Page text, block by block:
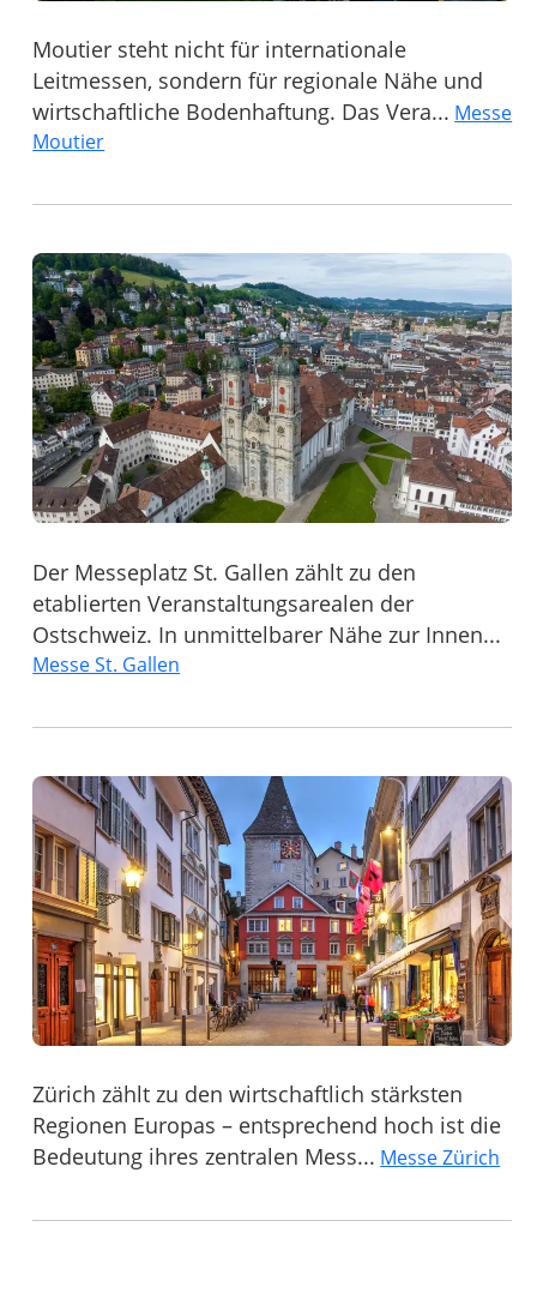
Moutier steht nicht für internationale
Leitmessen, sondern für regionale Nähe und
wirtschaftliche Bodenhaftung. Das Vera... Messe
Moutier
Der Messeplatz St. Gallen zählt zu den
etablierten Veranstaltungsarealen der
Ostschweiz. In unmittelbarer Nähe zur Innen...
Messe St. Gallen
Zürich zählt zu den wirtschaftlich stärksten
Regionen Europas – entsprechend hoch ist die
Bedeutung ihres zentralen Mess... Messe Zürich